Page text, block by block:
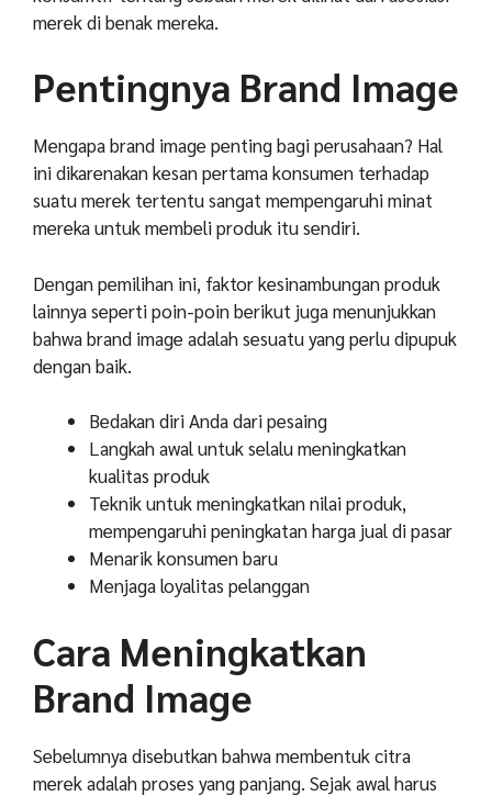
merek di benak mereka.
Pentingnya Brand Image
Mengapa brand image penting bagi perusahaan? Hal
ini dikarenakan kesan pertama konsumen terhadap
suatu merek tertentu sangat mempengaruhi minat
mereka untuk membeli produk itu sendiri.
Dengan pemilihan ini, faktor kesinambungan produk
lainnya seperti poin-poin berikut juga menunjukkan
bahwa brand image adalah sesuatu yang perlu dipupuk
dengan baik.
Bedakan diri Anda dari pesaing
Langkah awal untuk selalu meningkatkan
kualitas produk
Teknik untuk meningkatkan nilai produk,
mempengaruhi peningkatan harga jual di pasar
Menarik konsumen baru
Menjaga loyalitas pelanggan
Cara Meningkatkan
Brand Image
Sebelumnya disebutkan bahwa membentuk citra
merek adalah proses yang panjang. Sejak awal harus